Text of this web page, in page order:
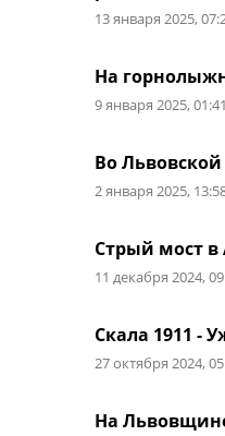
13 января 2025,
На
9 января 2025, 01:41
Во Львовской
2 января 2025,
Стрый мост в
11 декабря 2024,
Скала 1911 -
27 октября 2024,
На